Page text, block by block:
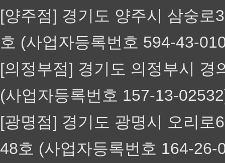
[양주점] 경기도 양주시 삼숭로
호 (사업자등록번호 594-43-
[의정부점] 경기도 의정부시 경
(사업자등록번호 157-13-
[광명점] 경기도 광명시 오리로
48호 (사업자등록번호 164-